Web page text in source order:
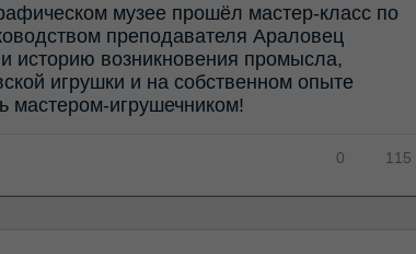
музее прошёл мастер-класс по
преподавателя Араловец
историю возникновения промысла,
игрушки и на собственном опыте
мастером-игрушечником!
115
0